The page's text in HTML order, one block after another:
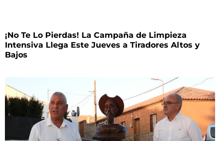
¡No Te Lo Pierdas! La Campaña de Limpieza
Intensiva Llega Este Jueves a Tiradores Altos y
Bajos